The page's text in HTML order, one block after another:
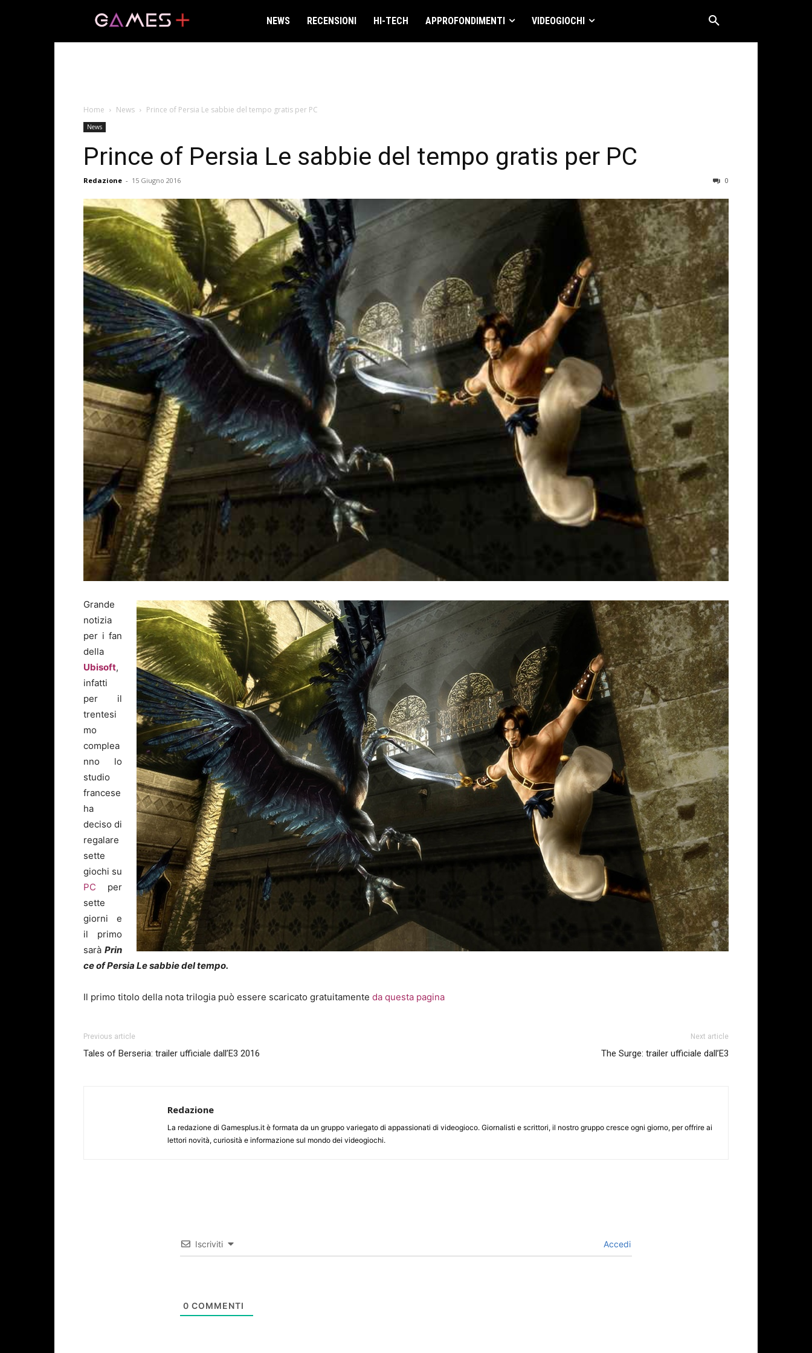
NEWS RECENSIONI HI-TECH APPROFONDIMENTI VIDEOGIOCHI
Home News Prince of Persia Le sabbie del tempo gratis per PC
News
Prince of Persia Le sabbie del tempo gratis per PC
Redazione - 15 Giugno 2016 0
Grande
notizia
per i fan
della
Ubisoft,
infatti
per il
trentesi
mo
complea
nno lo
studio
francese
ha
deciso di
regalare
sette
giochi su
PC per
sette
giorni e
il primo
sarà Prin
ce of Persia Le sabbie del tempo.
Il primo titolo della nota trilogia può essere scaricato gratuitamente da questa pagina
Previous article
Tales of Berseria: trailer ufficiale dall’E3 2016
Next article
The Surge: trailer ufficiale dall’E3
Redazione
La redazione di Gamesplus.it è formata da un gruppo variegato di appassionati di videogioco. Giornalisti e scrittori, il nostro gruppo cresce ogni giorno, per offrire ai
lettori novità, curiosità e informazione sul mondo dei videogiochi.
Iscriviti Accedi
0 COMMENTI